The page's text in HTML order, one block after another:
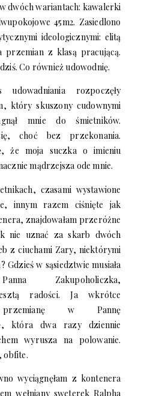
dwóch wariantach: kawalerki
45m2. Zasiedlono
ideologicznymi: elitą
przemian z klasą pracującą.
Co również udowodnię.
udowadniania rozpoczęły
który skuszony cudownymi
mnie do śmietników.
choć bez przekonania.
że moja suczka o imieniu
mądrzejsza ode mnie.
czasami wystawione
innym razem ciśnięte jak
znajdowałam przeróżne
nie uznać za skarb dwóch
z ciuchami Zary, niektórymi
Gdzieś w sąsiedztwie musiała
Zakupoholiczka,
radości. Ja wkrótce
przemianę w Pannę
która dwa razy dziennie
wyrusza na polowanie.
obfite.
wyciągnęłam z kontenera
wełniany sweterek Ralpha